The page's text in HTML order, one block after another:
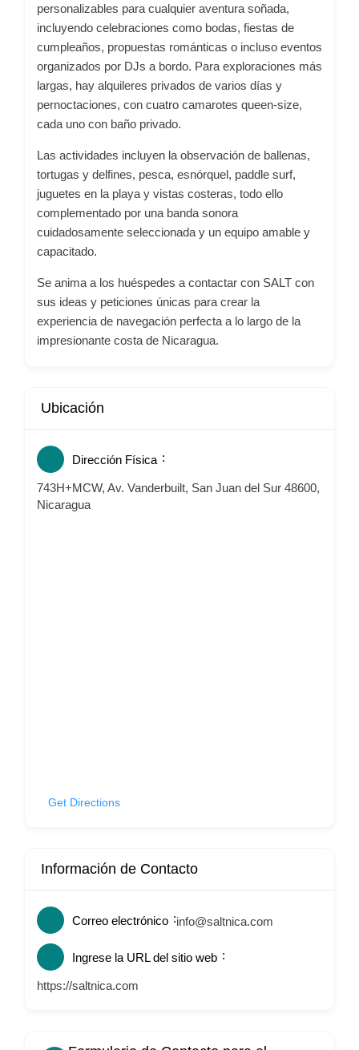
personalizables para cualquier aventura soñada,
incluyendo celebraciones como bodas, fiestas de
cumpleaños, propuestas románticas o incluso eventos
organizados por DJs a bordo. Para exploraciones más
largas, hay alquileres privados de varios días y
pernoctaciones, con cuatro camarotes queen-size,
cada uno con baño privado.
Las actividades incluyen la observación de ballenas,
tortugas y delfines, pesca, esnórquel, paddle surf,
juguetes en la playa y vistas costeras, todo ello
complementado por una banda sonora
cuidadosamente seleccionada y un equipo amable y
capacitado.
Se anima a los huéspedes a contactar con SALT con
sus ideas y peticiones únicas para crear la
experiencia de navegación perfecta a lo largo de la
impresionante costa de Nicaragua.
Ubicación
Dirección Física
743H+MCW, Av. Vanderbuilt, San Juan del Sur 48600,
Nicaragua
Get Directions
Información de Contacto
Correo electrónico info@saltnica.com
Ingrese la URL del sitio web
https://saltnica.com